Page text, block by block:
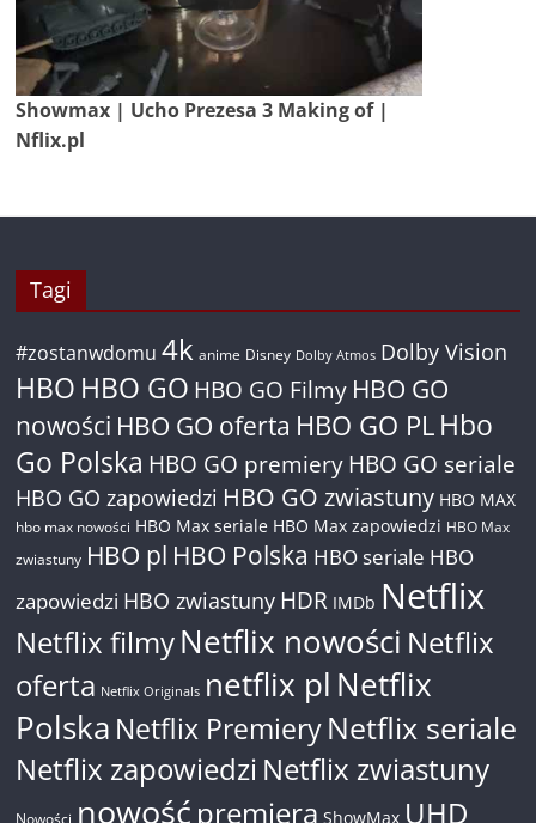
Showmax | Ucho Prezesa 3 Making of |
Nflix.pl
Tagi
#zostanwdomu 4k anime Disney Dolby Atmos Dolby Vision
HBO HBO GO HBO GO Filmy HBO GO
nowości HBO GO oferta HBO GO PL Hbo
Go Polska HBO GO premiery HBO GO seriale
HBO GO zapowiedzi HBO GO zwiastuny HBO MAX
hbo max nowości HBO Max seriale HBO Max zapowiedzi HBO Max
zwiastuny HBO pl HBO Polska HBO seriale HBO
zapowiedzi HBO zwiastuny HDR IMDb Netflix
Netflix filmyNetflix nowości Netflix
oferta Netflix Originals netflix pl Netflix
Polska Netflix PremieryNetflix seriale
Netflix zapowiedzi Netflix zwiastuny
Nowości nowość premiera ShowMax UHD